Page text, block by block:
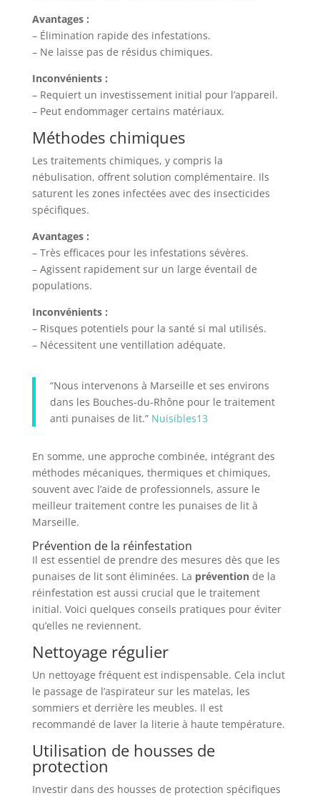
Avantages :
– Élimination rapide des infestations.
– Ne laisse pas de résidus chimiques.
Inconvénients :
– Requiert un investissement initial pour l’appareil.
– Peut endommager certains matériaux.
Méthodes chimiques
Les traitements chimiques, y compris la
nébulisation, offrent solution complémentaire. Ils
saturent les zones infectées avec des insecticides
spécifiques.
Avantages :
– Très efficaces pour les infestations sévères.
– Agissent rapidement sur un large éventail de
populations.
Inconvénients :
– Risques potentiels pour la santé si mal utilisés.
– Nécessitent une ventillation adéquate.
“Nous intervenons à Marseille et ses environs
dans les Bouches-du-Rhône pour le traitement
anti punaises de lit.” Nuisibles13
En somme, une approche combinée, intégrant des
méthodes mécaniques, thermiques et chimiques,
souvent avec l’aide de professionnels, assure le
meilleur traitement contre les punaises de lit à
Marseille.
Prévention de la réinfestation
Il est essentiel de prendre des mesures dès que les
punaises de lit sont éliminées. La préventionde la
réinfestation est aussi crucial que le traitement
initial. Voici quelques conseils pratiques pour éviter
qu’elles ne reviennent.
Nettoyage régulier
Un nettoyage fréquent est indispensable. Cela inclut
le passage de l’aspirateur sur les matelas, les
sommiers et derrière les meubles. Il est
recommandé de laver la literie à haute température.
Utilisation de housses de
protection
Investir dans des housses de protection spécifiques